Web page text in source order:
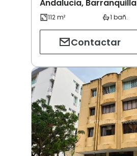
Andalucia, Barranquilla
Contactar